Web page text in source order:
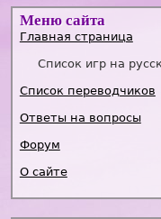
Меню сайта
Главная страница
Список игр на
Список переводчиков
Ответы на вопросы
Форум
О сайте